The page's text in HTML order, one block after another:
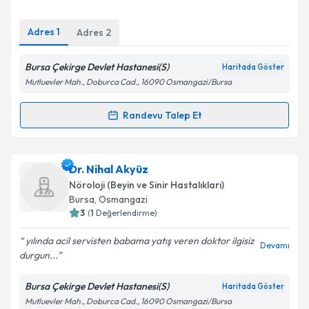
Kişisel verilerimin işlenmesine ilişkinAydınlatma
kapsamda işlenmesini kabul ediyorum.
Adres 1 Adres 2
Bursa Çekirge Devlet Hastanesi(S) Haritada Göster
Mutluevler Mah., Doburca Cad., 16090 Osmangazi/Bursa
Randevu Talep Et
Randevu Takvimi Talebi
Uzm. Dr. Tansel Hacımustafaoğlu
takvimi talebi oluşturun. Size bu uzmandan randevu
almanız için bir takvim hazırlandığında e-posta ile
bilgilendireceğiz.
E-posta Adresiniz
Kişisel verilerimin işlenmesine ilişkinAydınlatma
Dr. Nihal Akyüz
Nöroloji (Beyin ve Sinir Hastalıkları)
Bursa, Osmangazi
3 (1 Değerlendirme)
yılında acil servisten babama yatış veren doktor ilgisiz
durgun...
Devamı
Bursa Çekirge Devlet Hastanesi(S) Haritada Göster
Mutluevler Mah., Doburca Cad., 16090 Osmangazi/Bursa